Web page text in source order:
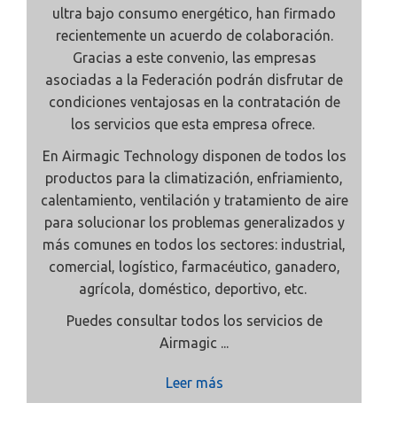
ultra bajo consumo energético, han firmado
recientemente un acuerdo de colaboración.
Gracias a este convenio, las empresas
asociadas a la Federación podrán disfrutar de
condiciones ventajosas en la contratación de
los servicios que esta empresa ofrece.
En Airmagic Technology disponen de todos los
productos para la climatización, enfriamiento,
calentamiento, ventilación y tratamiento de aire
para solucionar los problemas generalizados y
más comunes en todos los sectores: industrial,
comercial, logístico, farmacéutico, ganadero,
agrícola, doméstico, deportivo, etc.
Puedes consultar todos los servicios de
Airmagic ...
Leer más